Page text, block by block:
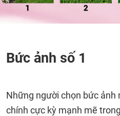
Bức ảnh số 1
Những người chọn bức ảnh
chính cực kỳ mạnh mẽ